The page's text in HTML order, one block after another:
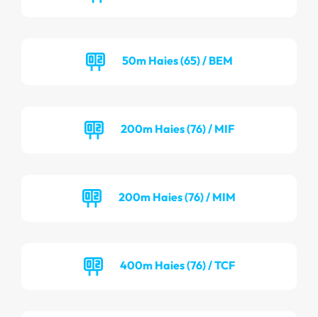
50m Haies (65) / BEM
200m Haies (76) / MIF
200m Haies (76) / MIM
400m Haies (76) / TCF